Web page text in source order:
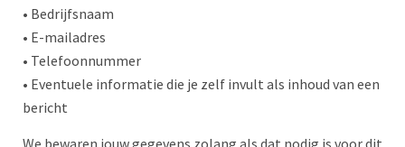
• Bedrijfsnaam
• E-mailadres
• Telefoonnummer
• Eventuele informatie die je zelf invult als inhoud van een
bericht
We bewaren jouw gegevens zolang als dat nodig is voor dit